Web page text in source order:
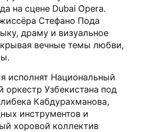
на сцене Dubai Opera.
Стефано Пода
драму и визуальное
вечные темы любви,
исполнят Национальный
оркестр Узбекистана под
Кабдурахманова,
инструментов и
хоровой коллектив